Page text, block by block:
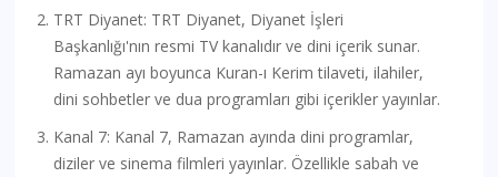
TRT Diyanet: TRT Diyanet, Diyanet İşleri
Başkanlığı'nın resmi TV kanalıdır ve dini içerik sunar.
Ramazan ayı boyunca Kuran-ı Kerim tilaveti, ilahiler,
dini sohbetler ve dua programları gibi içerikler yayınlar.
Kanal 7: Kanal 7, Ramazan ayında dini programlar,
diziler ve sinema filmleri yayınlar. Özellikle sabah ve